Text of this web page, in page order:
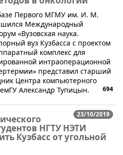
Первого МГМУ им. И. М.
Международный
«Вузовская наука.
вуз Кузбасса с проектом
комплекс для
интраоперационной
представил старший
Центра компьютерного
Александр Тупицын.
694
23/10/2019
НГТУ НЭТИ
Кузбасс от угольной